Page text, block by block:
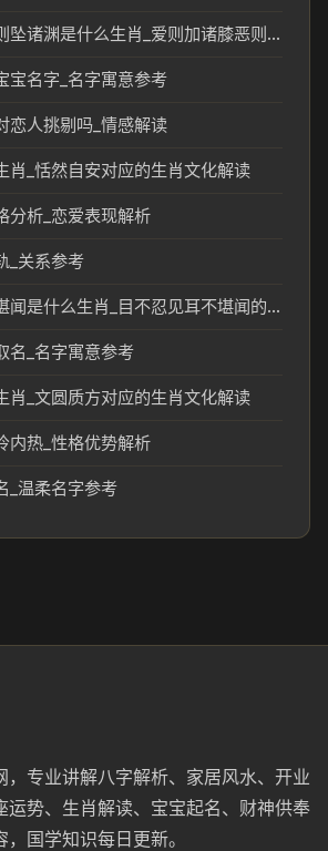
爱则加诸膝，恶则坠诸渊是什么生肖_爱则加诸膝恶则坠诸渊对应生肖解读
宝名字_名字寓意参考
恋人挑剔吗_情感解读
肖_恬然自安对应的生肖文化解读
分析_恋爱表现解析
_关系参考
目不忍见，耳不堪闻是什么生肖_目不忍见耳不堪闻的生肖象征及民俗解读
名_名字寓意参考
肖_文圆质方对应的生肖文化解读
内热_性格优势解析
_温柔名字参考
，专业讲解八字解析、家居风水、开业
运势、生肖解读、宝宝起名、财神供奉
国学知识每日更新。